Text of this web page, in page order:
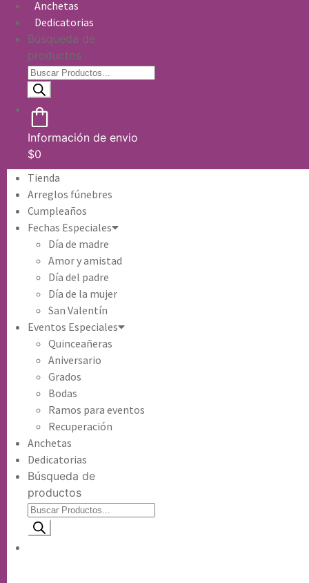
Anchetas
Dedicatorias
Búsqueda de
productos
Información de envio
$0
Tienda
Arreglos fúnebres
Cumpleaños
Fechas Especiales
Día de madre
Amor y amistad
Día del padre
Día de la mujer
San Valentín
Eventos Especiales
Quinceañeras
Aniversario
Grados
Bodas
Ramos para eventos
Recuperación
Anchetas
Dedicatorias
Búsqueda de
productos